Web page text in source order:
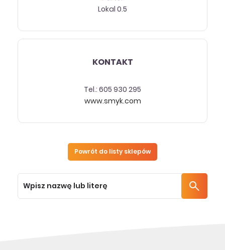
Lokal 0.5
KONTAKT
Tel.: 605 930 295
www.smyk.com
Powrót do listy sklepów